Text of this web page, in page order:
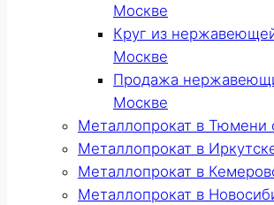
Москве
Круг из
Москве
Продажа
Москве
Металлопрокат в Тюмени
Металлопрокат в
Металлопрокат в
Металлопрокат в